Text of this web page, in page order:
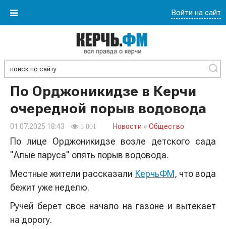
Найти
Войти на сайт
По Орджоникидзе в Керчи
очередной порыв водовода
01.07.2025 18:43 5 001 Новости » Общество
По лице Орджоникидзе возле детского сада
"Алые паруса" опять порыв водовода.
Местные жители рассказали КерчьФМ , что вода
бежит уже неделю.
Ручей берет свое начало на газоне и вытекает
на дорогу.